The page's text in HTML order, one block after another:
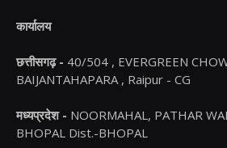
कार्यालय
छत्तीसगढ़ - 40/504 , EVERGREEN
BAIJANTAHAPARA , Raipur - CG
मध्यप्रदेश - NOORMAHAL, PATHAR
BHOPAL Dist.-BHOPAL